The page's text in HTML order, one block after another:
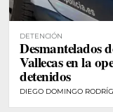
DETENCIÓN
Desmantelados
Vallecas en la
detenidos
DIEGO DOMINGO